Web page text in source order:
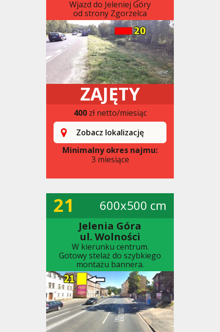
Wjazd do Jeleniej Góry
od strony Zgorzelca
ZAJĘTY
400zł netto/miesiąc
Zobacz lokalizację
Minimalny okres najmu:
3 miesiące
21 600x500 cm
Jelenia Góra
ul. Wolności
W kierunku centrum.
Gotowy stelaż do szybkiego
montażu bannera.